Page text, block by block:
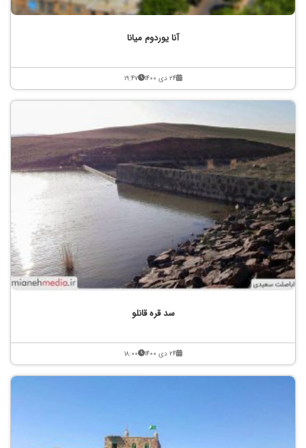
آنا یوردوم میانا
۲۴ دی ۱۴۰۰ ۱۹:۴۷
سد قره قانلو
۲۴ دی ۱۴۰۰ ۱۸:۰۰